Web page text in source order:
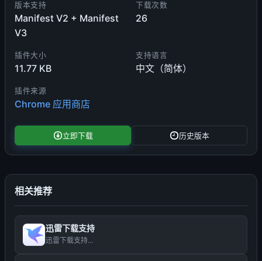
版本支持
Manifest V2 + Manifest
V3
下载次数
26
插件大小
11.77 KB
支持语言
中文（简体）
插件来源
Chrome 应用商店
立即下载 历史版本
相关推荐
迅雷下载支持
迅雷下载支持...